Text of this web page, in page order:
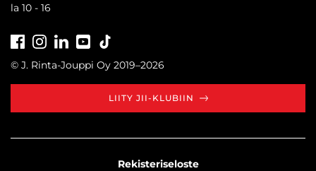
la 10 - 16
FacebookInstagramLinkedInYoutube
© J. Rinta-Jouppi Oy 2019–2026
LIITY JII-KLUBIIN
Rekisteriseloste